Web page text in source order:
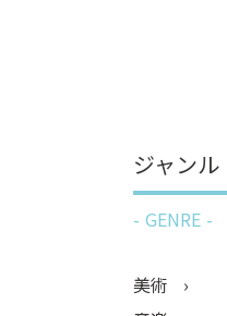
ジャンル
GENRE
美術